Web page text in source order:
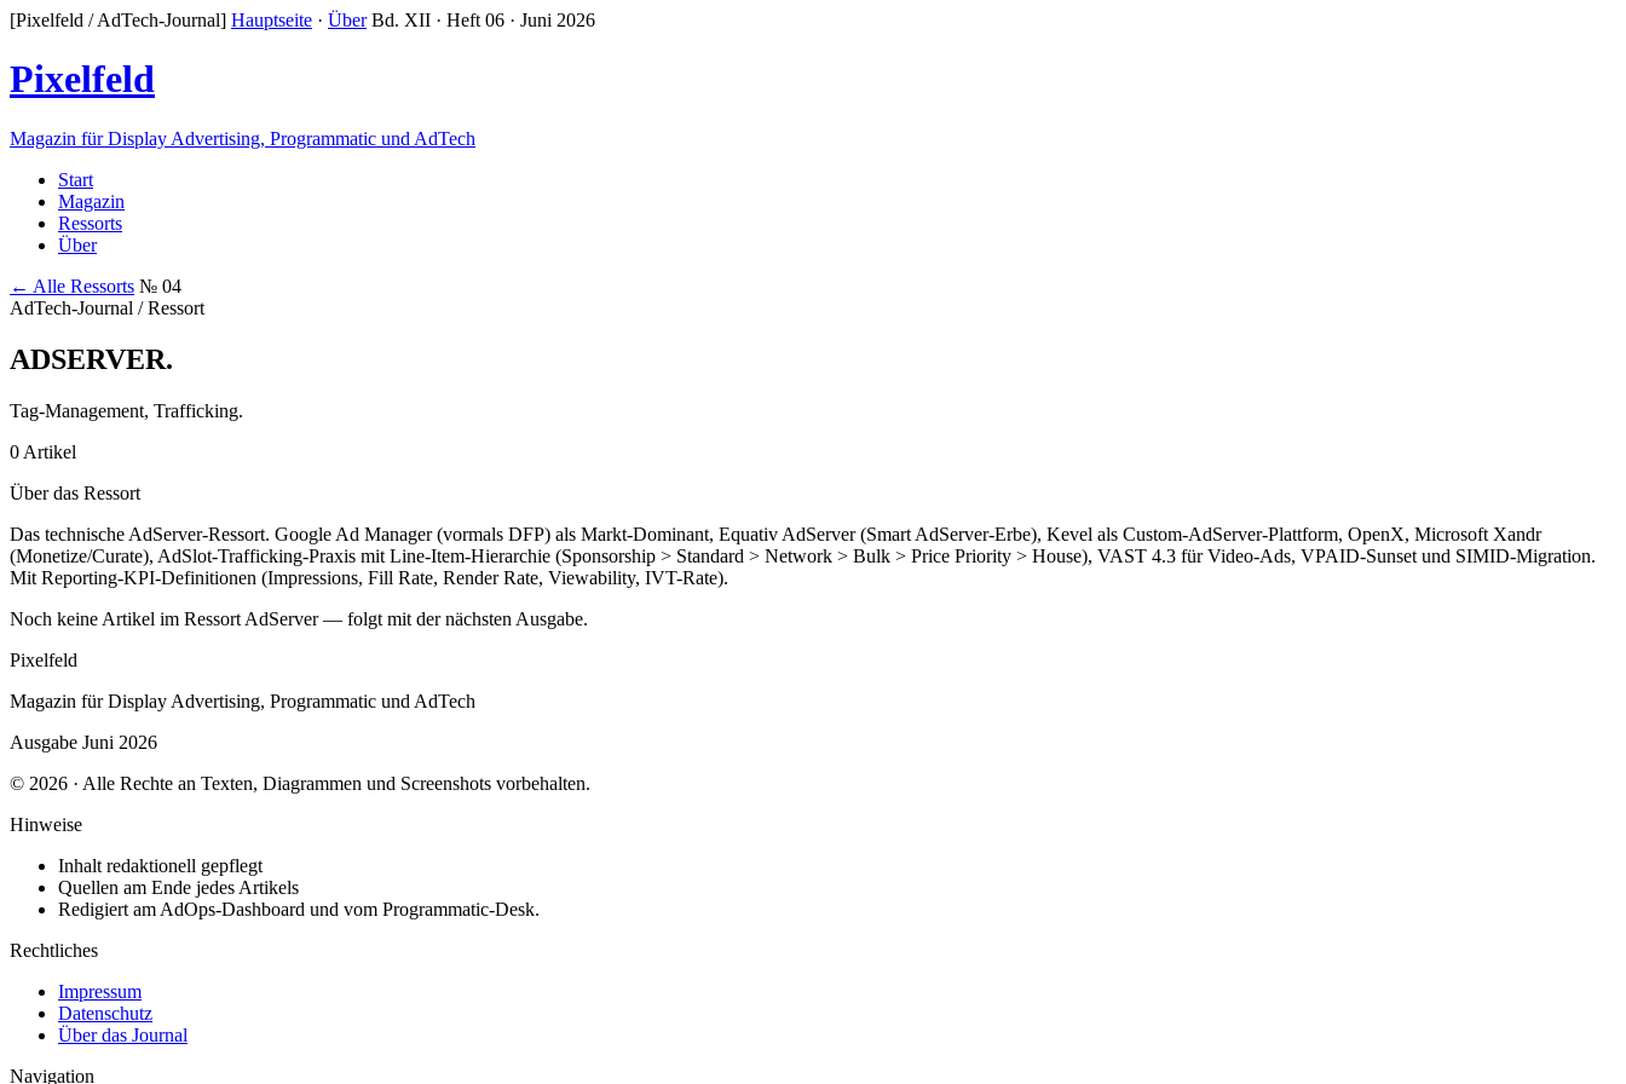
[Pixelfeld / AdTech-Journal] Hauptseite · Über Bd. XII · Heft 06 · Juni 2026
Pixelfeld
Magazin für Display Advertising, Programmatic und AdTech
Start
Magazin
Ressorts
Über
← Alle Ressorts № 04
AdTech-Journal / Ressort
ADSERVER.
Tag-Management, Trafficking.
0 Artikel
Über das Ressort
Das technische AdServer-Ressort. Google Ad Manager (vormals DFP) als Markt-Dominant, Equativ AdServer (Smart AdServer-Erbe), Kevel als Custom-AdServer-Plattform, OpenX, Microsoft Xandr
(Monetize/Curate), AdSlot-Trafficking-Praxis mit Line-Item-Hierarchie (Sponsorship > Standard > Network > Bulk > Price Priority > House), VAST 4.3 für Video-Ads, VPAID-Sunset und SIMID-Migration.
Mit Reporting-KPI-Definitionen (Impressions, Fill Rate, Render Rate, Viewability, IVT-Rate).
Noch keine Artikel im Ressort AdServer — folgt mit der nächsten Ausgabe.
Pixelfeld
Magazin für Display Advertising, Programmatic und AdTech
Ausgabe Juni 2026
© 2026 · Alle Rechte an Texten, Diagrammen und Screenshots vorbehalten.
Hinweise
Inhalt redaktionell gepflegt
Quellen am Ende jedes Artikels
Redigiert am AdOps-Dashboard und vom Programmatic-Desk.
Rechtliches
Impressum
Datenschutz
Über das Journal
Navigation